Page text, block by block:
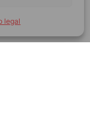
legal